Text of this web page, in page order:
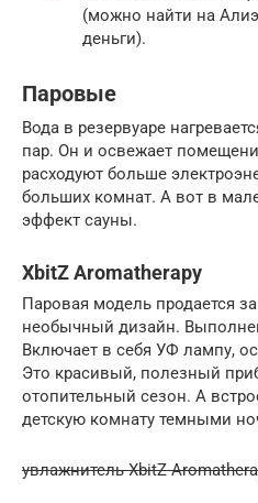
(можно найти на
деньги).
Паровые
Вода в резервуаре
пар. Он и освежает
расходуют больше
больших комнат. А вот в
эффект сауны.
XbitZ Aromatherapy
Паровая модель продается
необычный дизайн.
Включает в себя УФ лампу,
Это красивый, полезный
отопительный сезон. А
детскую комнату темными
увлажнитель XbitZ